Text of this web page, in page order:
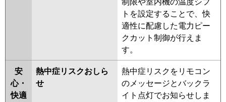
トを設定することで、快
適性に配慮した電力ピー
クカット制御が行えま
す。
安
心・
快適
熱中症リスクおしら
せ
熱中症リスクをリモコン
のメッセージとバックラ
イト点灯でお知らせしま